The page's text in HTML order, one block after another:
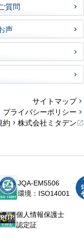
質問
声
サイトマップ
プライバシーポリシー
約
株式会社ミタデン
JQA-EM5506
環境：ISO14001
個人情報保護士
認定証